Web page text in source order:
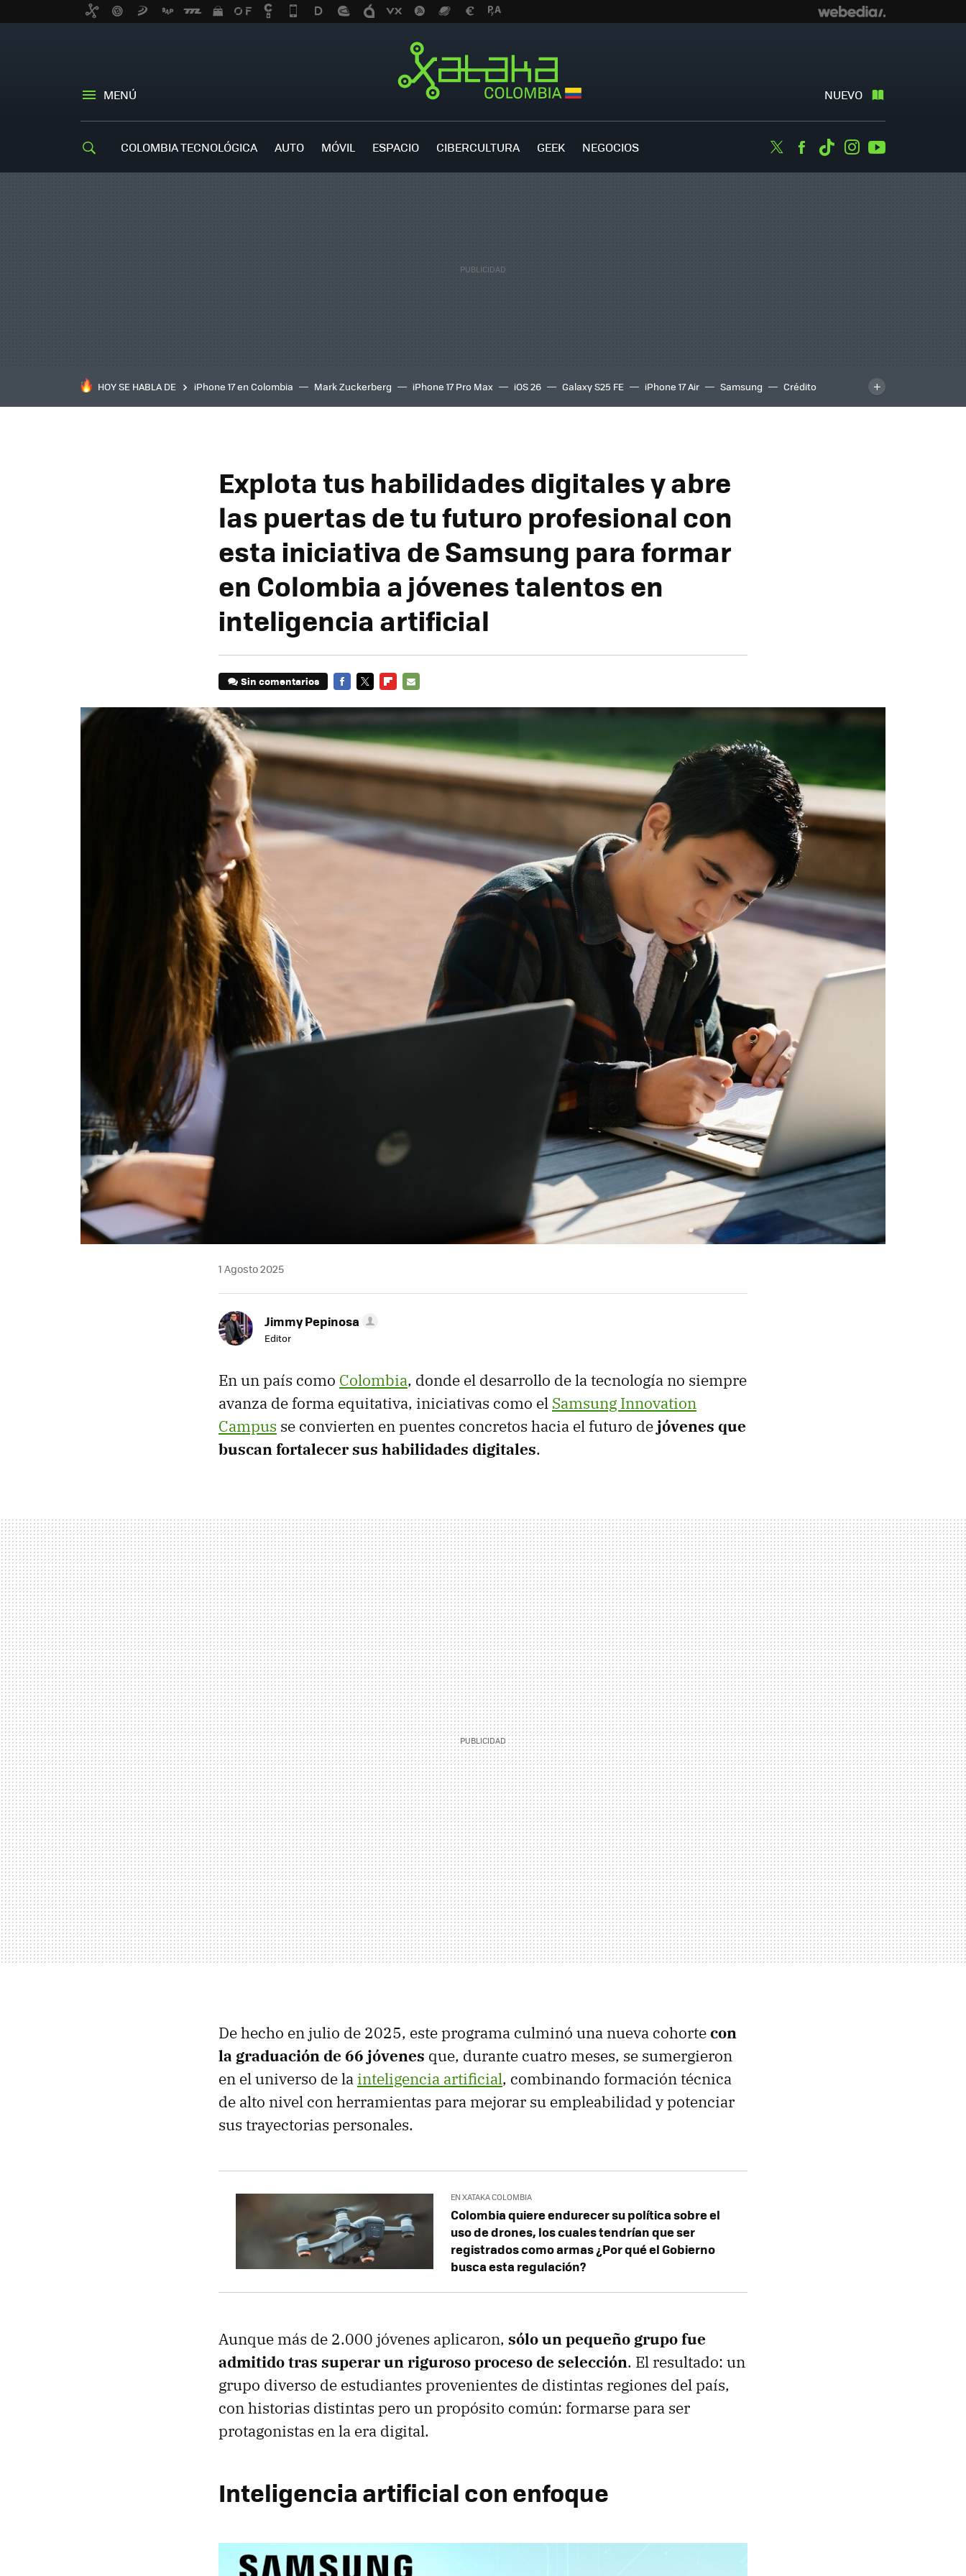
MENÚ NUEVO
COLOMBIA TECNOLÓGICA AUTO MÓVIL ESPACIO CIBERCULTURA GEEK NEGOCIOS TwitterFacebook
TiktokInstagram
HOY SE HABLA DE iPhone 17 en Colombia Mark Zuckerberg iPhone 17 Pro Max iOS 26 Galaxy S25 FE iPhone 17 Air Samsung
Crédito
inteligente
IA TCL C8K
Explota tus habilidades digitales y abre
las puertas de tu futuro profesional con
esta iniciativa de Samsung para formar
en Colombia a jóvenes talentos en
inteligencia artificial
Sin comentarios
MAIL
1 Agosto 2025
Jimmy Pepinosa
Editor
En un país como Colombia, donde el desarrollo de la tecnología no siempre
avanza de forma equitativa, iniciativas como el Samsung Innovation
Campus se convierten en puentes concretos hacia el futuro dejóvenes que
buscan fortalecer sus habilidades digitales.
De hecho en julio de 2025, este programa culminó una nueva cohortecon
la graduación de 66 jóvenes que, durante cuatro meses, se sumergieron
en el universo de la inteligencia artificial, combinando formación técnica
de alto nivel con herramientas para mejorar su empleabilidad y potenciar
sus trayectorias personales.
EN XATAKA COLOMBIA
Colombia quiere endurecer su política sobre el
uso de drones, los cuales tendrían que ser
registrados como armas ¿Por qué el Gobierno
busca esta regulación?
Aunque más de 2.000 jóvenes aplicaron, sólo un pequeño grupo fue
admitido tras superar un riguroso proceso de selección. El resultado: un
grupo diverso de estudiantes provenientes de distintas regiones del país,
con historias distintas pero un propósito común: formarse para ser
protagonistas en la era digital.
Inteligencia artificial con enfoque